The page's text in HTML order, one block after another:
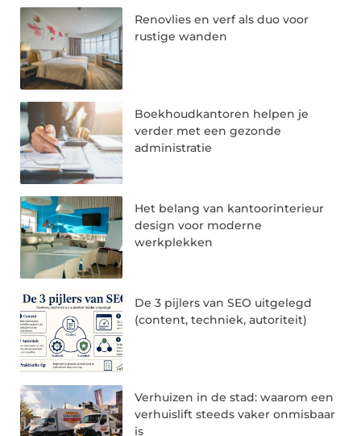
Renovlies en verf als duo voor
rustige wanden
Boekhoudkantoren helpen je
verder met een gezonde
administratie
Het belang van kantoorinterieur
design voor moderne
werkplekken
De 3 pijlers van SEO uitgelegd
(content, techniek, autoriteit)
Verhuizen in de stad: waarom een
verhuislift steeds vaker onmisbaar
is